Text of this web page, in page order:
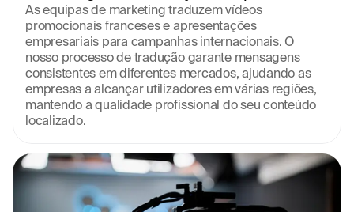
As equipas de marketing traduzem vídeos
promocionais franceses e apresentações
empresariais para campanhas internacionais. O
nosso processo de tradução garante mensagens
consistentes em diferentes mercados, ajudando as
empresas a alcançar utilizadores em várias regiões,
mantendo a qualidade profissional do seu conteúdo
localizado.